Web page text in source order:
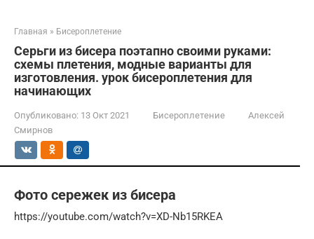
Главная » Бисероплетение
Серьги из бисера поэтапно своими руками:
схемы плетения, модные варианты для
изготовления. урок бисероплетения для
начинающих
Опубликовано: 13 Окт 2021 Бисероплетение
Алексей
Смирнов
Фото сережек из бисера
https://youtube.com/watch?v=XD-Nb15RKEA